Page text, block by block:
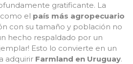
gratificante. La
el país más agropecuario
con su tamaño y población no
hecho respaldado por un
Esto lo convierte en un
adquirir Farmland en Uruguay.